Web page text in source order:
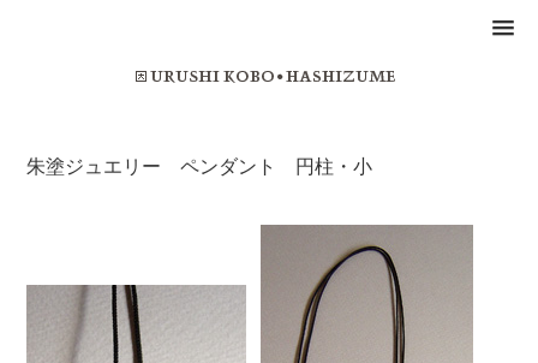
朱塗ジュエリー ペンダント 円柱・小